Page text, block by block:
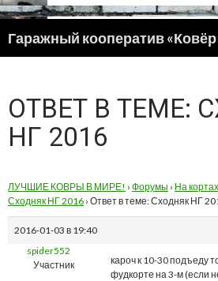
Гаражный кооператив
ПЕРЕЙТИ
ОТВЕТ В ТЕМЕ:
НГ 2016
ЛУЧШИЕ КОВРЫ В МИРЕ! › Форумы › На
Сходняк НГ 2016 › Ответ в теме: Сходняк НГ
2016-01-03 в 19:40
spider552
Участник
кароч к 10-30 подъеду
фудкорте на 3-м (если